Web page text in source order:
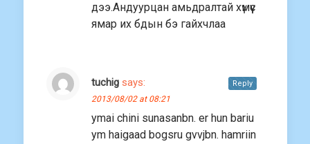
дээ.Андуурцан амьдралтай хүмүүс
ямар их бдын бэ гайхчлаа
tuchig says:
2013/08/02 at 08:21
ymai chini sunasanbn. er hun bariu
ym haigaad bogsru gvvjbn. hamriin
Reply